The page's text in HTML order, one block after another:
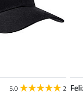
5.0 2